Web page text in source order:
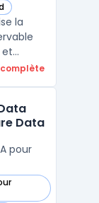
cette catégorie
la
et
des
complète
Data
pour
(Microsoft